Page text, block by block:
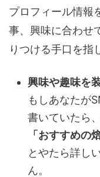
プロフィール情報
事、興味に合わせ
りつける手口を指
興味や趣味を
もしあなたが
書いていたら
「おすすめの
とやたら詳し
ん。